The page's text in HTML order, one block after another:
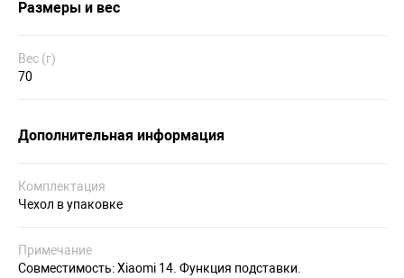
Размеры и вес
Вес (г)
70
Дополнительная информация
Комплектация
Чехол в упаковке
Примечание
Совместимость: Xiaomi 14. Функция подставки.